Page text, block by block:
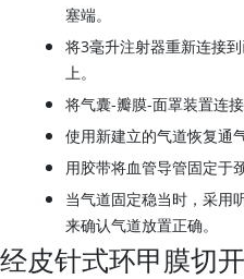
塞端。
将3毫升注射器重新连接
上。
将气囊-瓣膜-面罩装置连
使用新建立的气道恢复通气
用胶带将血管导管固定于
当气道固定稳当时，采用
来确认气道放置正确。
经皮针式环甲膜切